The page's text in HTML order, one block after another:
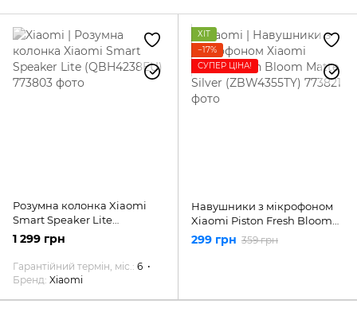
Розумна колонка Xiaomi
Smart Speaker Lite
(QBH4238EU)
1 299 грн
Гарантійний термін, міс. 6
Бренд Xiaomi
ХІТ
−17%
СУПЕР ЦІНА!
Навушники з мікрофоном
Xiaomi Piston Fresh Bloom
Matte Silver (ZBW4355TY)
299 грн 359 грн